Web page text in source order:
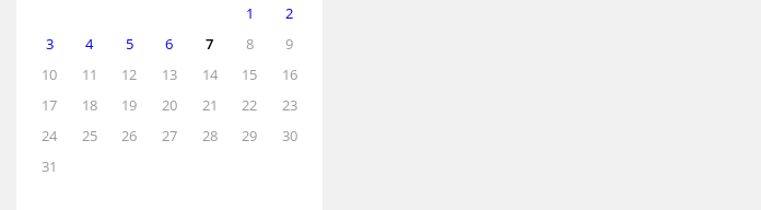
1
2
3
4 5 6 7 8
9
10
11 12 13 14 15
16
17
18 19 20 21 22
23
24
25 26 27 28 29
30
31